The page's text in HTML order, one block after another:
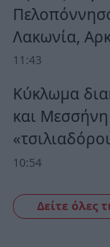
Λακωνία,
11:43
Κύκλωμα
και
10:54
Δείτε όλες